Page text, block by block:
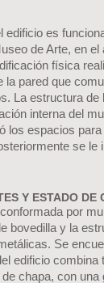
edificio es
de Arte, en el
física
la pared que
La estructura
interna del
los espacios
se le
Y ESTADO DE
por
bovedilla y la
Se
edificio combina
chapa, con una